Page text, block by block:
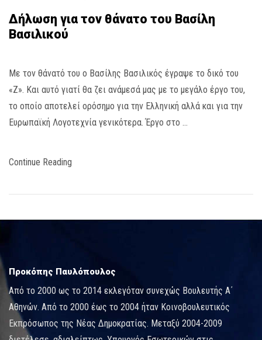
Δήλωση για τον θάνατο του Βασίλη
Βασιλικού
Με τον θάνατό του ο Βασίλης Βασιλικός έγραψε το δικό του
«Ζ». Και αυτό γιατί θα ζει ανάμεσά μας με το μεγάλο έργο του,
το οποίο αποτελεί ορόσημο για την Ελληνική αλλά και για την
Ευρωπαϊκή Λογοτεχνία γενικότερα. Έργο στο …
Continue Reading
Προκόπης Παυλόπουλος
Από το 2000 ως το 2014 εκλεγόταν συνεχώς Βουλευτής Α΄
Αθηνών. Από το 2000 έως το 2004 ήταν Κοινοβουλευτικός
Εκπρόσωπος της Νέας Δημοκρατίας. Μεταξύ 2004-2009